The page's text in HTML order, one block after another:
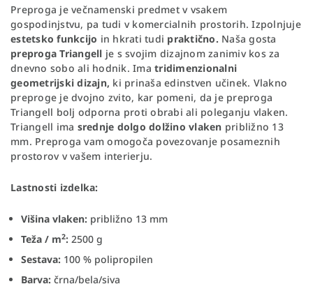
Preproga je večnamenski predmet v vsakem
gospodinjstvu, pa tudi v komercialnih prostorih. Izpolnjuje
estetsko funkcijo in hkrati tudi praktično. Naša gosta
preproga Triangell je s svojim dizajnom zanimiv kos za
dnevno sobo ali hodnik. Ima tridimenzionalni
geometrijski dizajn, ki prinaša edinstven učinek. Vlakno
preproge je dvojno zvito, kar pomeni, da je preproga
Triangell bolj odporna proti obrabi ali poleganju vlaken.
Triangell ima srednje dolgo dolžino vlaken približno 13
mm. Preproga vam omogoča povezovanje posameznih
prostorov v vašem interierju.
Lastnosti izdelka:
Višina vlaken: približno 13 mm
Teža / m2: 2500 g
Sestava: 100 % polipropilen
Barva: črna/bela/siva